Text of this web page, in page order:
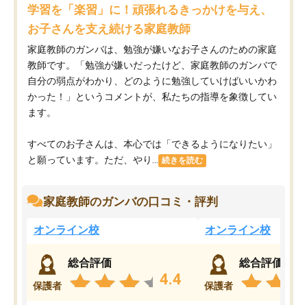
学習を「楽習」に！頑張れるきっかけを与え、
お子さんを支え続ける家庭教師
家庭教師のガンバは、勉強が嫌いなお子さんのための家庭
教師です。「勉強が嫌いだったけど、家庭教師のガンバで
自分の弱点がわかり、どのように勉強していけばいいかわ
かった！」というコメントが、私たちの指導を象徴してい
ます。
すべてのお子さんは、本心では「できるようになりたい」
と願っています。ただ、やり...
続きを読む
家庭教師のガンバの口コミ・評判
オンライン校
保護者
総合評価
4.4
オンライン校
保護者
総合評価